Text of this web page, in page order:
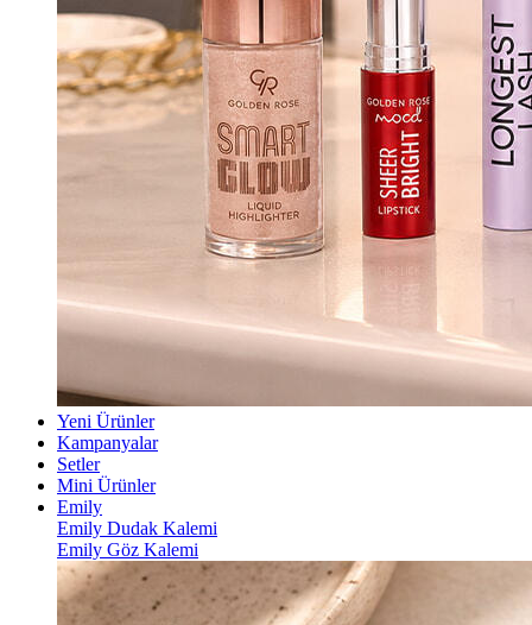
Yeni Ürünler
Kampanyalar
Setler
Mini Ürünler
Emily
Emily Dudak Kalemi
Emily Göz Kalemi